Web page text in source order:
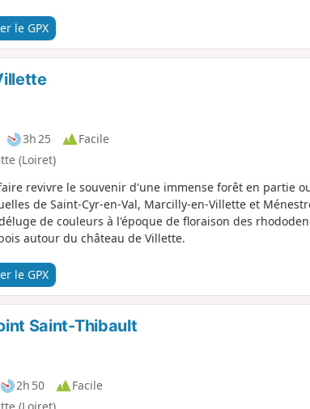
le GPX
3h 25
Facile
(Loiret)
revivre le souvenir d'une immense forêt en partie
de Saint-Cyr-en-Val, Marcilly-en-Villette et
de couleurs à l'époque de floraison des
autour du château de Villette.
le GPX
Saint-Thibault
2h 50
Facile